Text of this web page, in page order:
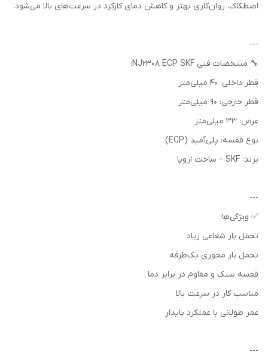
اصطکاک، روان‌کاری بهتر و کاهش دمای کارکرد در سرعت‌های بالا می‌شود.
---
🔧 مشخصات فنی NJ2308 ECP SKF:
قطر داخلی: 40 میلی‌متر
قطر خارجی: 90 میلی‌متر
عرض: 33 میلی‌متر
نوع قفسه: پلی‌آمید (ECP)
برند: SKF – ساخت اروپا
---
✅ ویژگی‌ها:
تحمل بار شعاعی زیاد
تحمل بار محوری یک‌طرفه
قفسه سبک و مقاوم در برابر دما
مناسب کار در سرعت بالا
عمر طولانی با عملکرد پایدار
---